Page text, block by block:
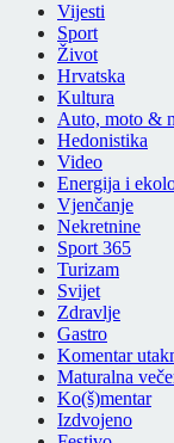
Vijesti
Sport
Život
Hrvatska
Kultura
Auto, moto &
Hedonistika
Video
Energija i
Vjenčanje
Nekretnine
Sport 365
Turizam
Svijet
Zdravlje
Gastro
Komentar
Maturalna
Ko(š)mentar
Izdvojeno